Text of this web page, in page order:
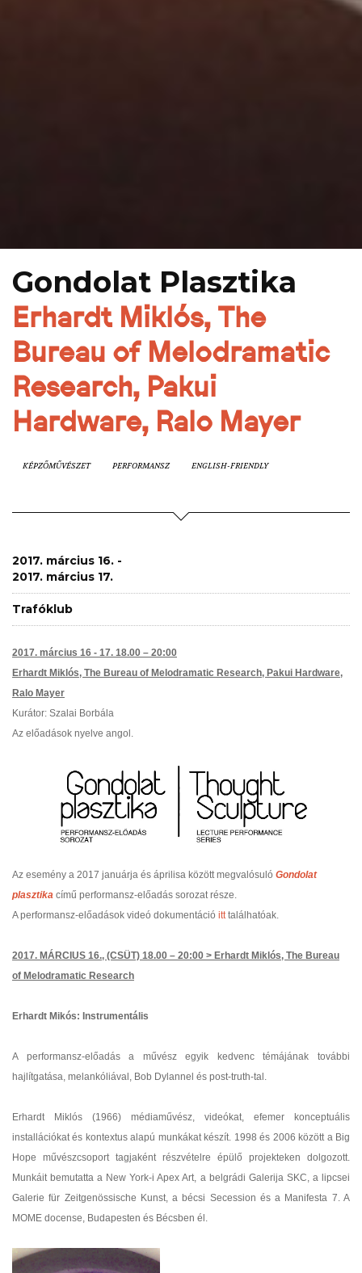
Gondolat Plasztika
Erhardt Miklós, The
Bureau of Melodramatic
Research, Pakui
Hardware, Ralo Mayer
KÉPZŐMŰVÉSZET PERFORMANSZ ENGLISH-FRIENDLY
2017. március 16. -
2017. március 17.
Trafóklub
2017. március 16 - 17. 18.00 – 20:00
Erhardt Miklós, The Bureau of Melodramatic Research, Pakui Hardware,
Ralo Mayer
Kurátor: Szalai Borbála
Az előadások nyelve angol.
Az esemény a 2017 januárja és áprilisa között megvalósuló Gondolat
plasztika című performansz-előadás sorozat része
A performansz-előadások videó dokumentáció itt találhatóak.
2017. MÁRCIUS 16., (CSÜT) 18.00 – 20:00 > Erhardt Miklós, The Bureau
of Melodramatic Research
Erhardt Mikós: Instrumentális
A performansz-előadás a művész egyik kedvenc témájának további
hajlítgatása, melankóliával, Bob Dylannel és post-truth-tal.
Erhardt Miklós (1966) médiaművész, videókat, efemer konceptuális
installációkat és kontextus alapú munkákat készít. 1998 és 2006 között a Big
Hope művészcsoport tagjaként részvételre épülő projekteken dolgozott.
Munkáit bemutatta a New York-i Apex Art, a belgrádi Galerija SKC, a lipcsei
Galerie für Zeitgenössische Kunst, a bécsi Secession és a Manifesta 7. A
MOME docense, Budapesten és Bécsben él.